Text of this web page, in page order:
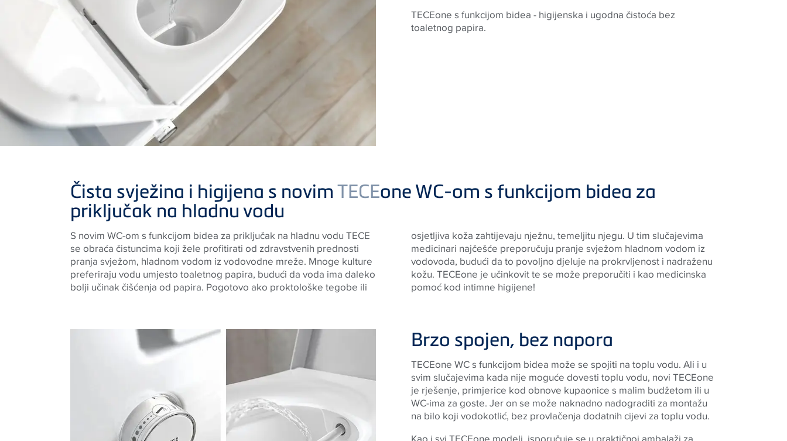
TECEone s funkcijom bidea - higijenska i ugodna čistoća bez
toaletnog papira.
Čista svježina i higijena s novimTECEone WC-om s funkcijom bidea za
priključak na hladnu vodu
S novim WC-om s funkcijom bidea za priključak na hladnu vodu TECE
se obraća čistuncima koji žele profitirati od zdravstvenih prednosti
pranja svježom, hladnom vodom iz vodovodne mreže. Mnoge kulture
preferiraju vodu umjesto toaletnog papira, budući da voda ima daleko
bolji učinak čišćenja od papira. Pogotovo ako proktološke tegobe ili
osjetljiva koža zahtijevaju nježnu, temeljitu njegu. U tim slučajevima
medicinari najčešće preporučuju pranje svježom hladnom vodom iz
vodovoda, budući da to povoljno djeluje na prokrvljenost i nadraženu
kožu. TECEone je učinkovit te se može preporučiti i kao medicinska
pomoć kod intimne higijene!
Brzo spojen, bez napora
TECEone WC s funkcijom bidea može se spojiti na toplu vodu. Ali i u
svim slučajevima kada nije moguće dovesti toplu vodu, novi TECEone
je rješenje, primjerice kod obnove kupaonice s malim budžetom ili u
WC-ima za goste. Jer on se može naknadno nadograditi za montažu
na bilo koji vodokotlić, bez provlačenja dodatnih cijevi za toplu vodu.